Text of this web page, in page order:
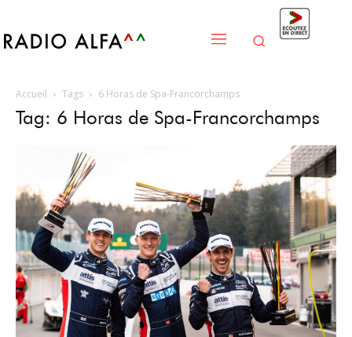
Accueil Tags 6 Horas de Spa-Francorchamps
Tag: 6 Horas de Spa-Francorchamps